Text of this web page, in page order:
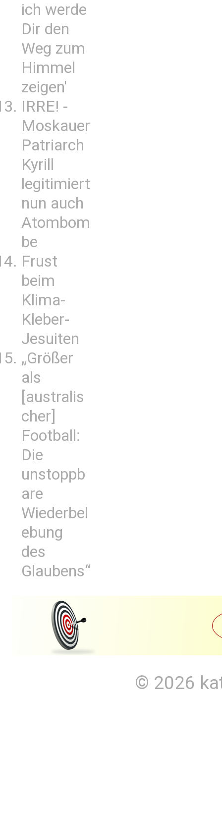
ich werde
Dir den
Weg zum
Himmel
zeigen'
IRRE! -
Moskauer
Patriarch
Kyrill
legitimiert
nun auch
Atombom
be
Frust
beim
Klima-
Kleber-
Jesuiten
„Größer
als
[australis
cher]
Football:
Die
unstoppb
are
Wiederbel
ebung
des
Glaubens“
© 2026